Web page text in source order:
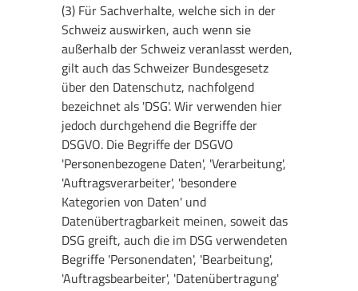
(3) Für Sachverhalte, welche sich in der
Schweiz auswirken, auch wenn sie
außerhalb der Schweiz veranlasst werden,
gilt auch das Schweizer Bundesgesetz
über den Datenschutz, nachfolgend
bezeichnet als 'DSG'. Wir verwenden hier
jedoch durchgehend die Begriffe der
DSGVO. Die Begriffe der DSGVO
'Personenbezogene Daten', 'Verarbeitung',
'Auftragsverarbeiter', 'besondere
Kategorien von Daten' und
Datenübertragbarkeit meinen, soweit das
DSG greift, auch die im DSG verwendeten
Begriffe 'Personendaten', 'Bearbeitung',
'Auftragsbearbeiter', 'Datenübertragung'